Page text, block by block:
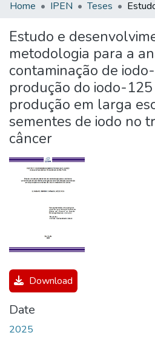
Sobre
Communities & Collections
All of DSpace
Statistics
Home IPEN Teses
Estudo e
metodologia para a
contaminação de
produção do iodo-
produção em larga
sementes de iodo no
câncer
Download
Date
2025